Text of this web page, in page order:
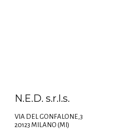
N.E.D. s.r.l.s.
VIA DEL GONFALONE,3
20123 MILANO (MI)